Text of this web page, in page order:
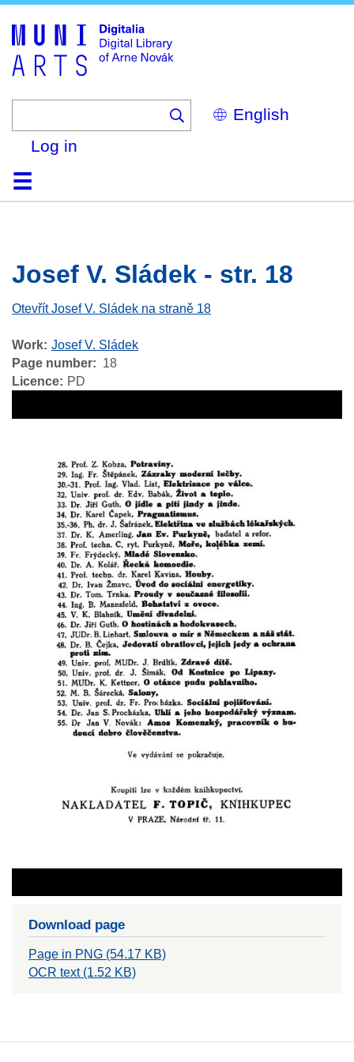
Select
your
Log in
HomeBrowse
Search
About
HelpContactDigitalia
Josef V. Sládek - str. 18
Otevřít Josef V. Sládek na straně 18
Work Josef V. Sládek
Page number
18
Licence
PD
Download page
Page in PNG (54.17 KB)
OCR text (1.52 KB)